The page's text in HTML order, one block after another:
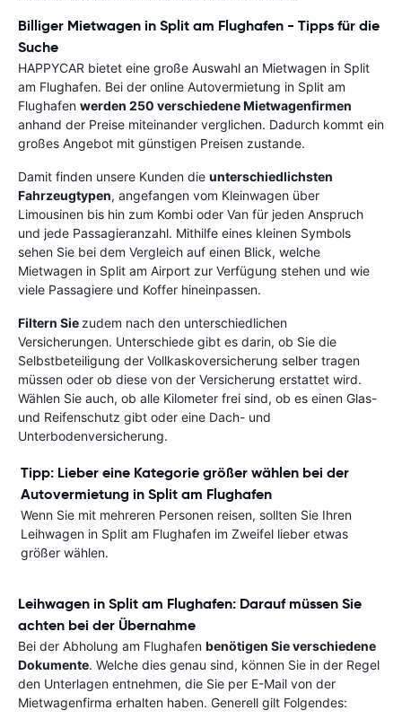
Billiger Mietwagen in Split am Flughafen - Tipps für die
Suche
HAPPYCAR bietet eine große Auswahl an Mietwagen in Split
am Flughafen. Bei der online Autovermietung in Split am
Flughafen werden 250 verschiedene Mietwagenfirmen
anhand der Preise miteinander verglichen. Dadurch kommt ein
großes Angebot mit günstigen Preisen zustande.
Damit finden unsere Kunden die unterschiedlichsten
Fahrzeugtypen, angefangen vom Kleinwagen über
Limousinen bis hin zum Kombi oder Van für jeden Anspruch
und jede Passagieranzahl. Mithilfe eines kleinen Symbols
sehen Sie bei dem Vergleich auf einen Blick, welche
Mietwagen in Split am Airport zur Verfügung stehen und wie
viele Passagiere und Koffer hineinpassen.
Filtern Sie zudem nach den unterschiedlichen
Versicherungen. Unterschiede gibt es darin, ob Sie die
Selbstbeteiligung der Vollkaskoversicherung selber tragen
müssen oder ob diese von der Versicherung erstattet wird.
Wählen Sie auch, ob alle Kilometer frei sind, ob es einen Glas-
und Reifenschutz gibt oder eine Dach- und
Unterbodenversicherung.
Tipp: Lieber eine Kategorie größer wählen bei der
Autovermietung in Split am Flughafen
Wenn Sie mit mehreren Personen reisen, sollten Sie Ihren
Leihwagen in Split am Flughafen im Zweifel lieber etwas
größer wählen.
Leihwagen in Split am Flughafen: Darauf müssen Sie
achten bei der Übernahme
Bei der Abholung am Flughafen benötigen Sie verschiedene
Dokumente. Welche dies genau sind, können Sie in der Regel
den Unterlagen entnehmen, die Sie per E-Mail von der
Mietwagenfirma erhalten haben. Generell gilt Folgendes: